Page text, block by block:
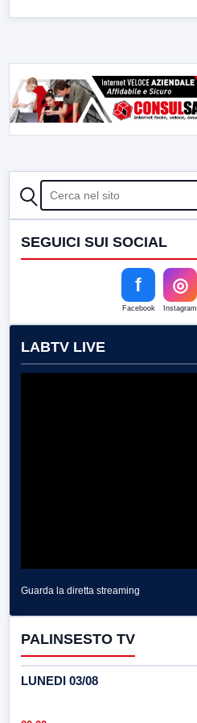
CERCA
SEGUICI SUI SOCIAL
f
Facebook
◎
Instagram
LABTV LIVE
Guarda la diretta streaming
PALINSESTO TV
LUNEDI 03/08